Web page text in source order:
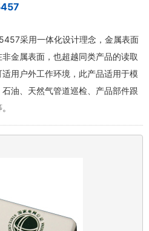
采用一体化设计理念，金属表面
金属表面，也超越同类产品的读取
用户外工作环境，此产品适用于模
油、天然气管道巡检、产品部件跟